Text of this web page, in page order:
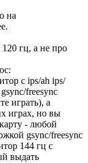
на
гц, а не про
с ips/ah ips/
freesync
играть), а
играх, но вы
- любой
gsync/freesync
144 гц с
выдать